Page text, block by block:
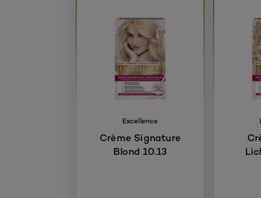
Excellence
Crème Signature
Blond 10.13